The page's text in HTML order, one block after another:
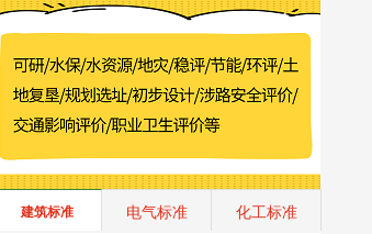
建筑标准 电气标准
化工标准